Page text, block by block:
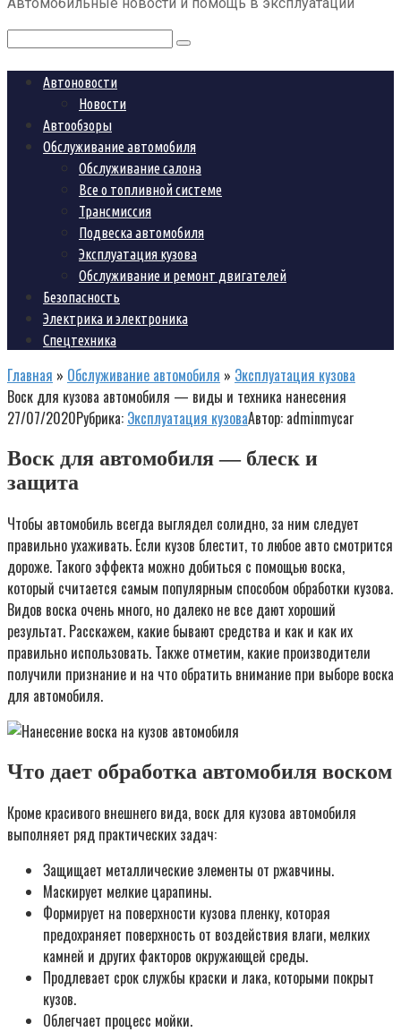
Поиск:
Автоновости
Новости
Автообзоры
Обслуживание автомобиля
Обслуживание салона
Все о топливной системе
Трансмиссия
Подвеска автомобиля
Эксплуатация кузова
Обслуживание и ремонт двигателей
Безопасность
Электрика и электроника
Спецтехника
Главная » Обслуживание автомобиля » Эксплуатация кузова
Воск для кузова автомобиля — виды и техника нанесения
27/07/2020Рубрика: Эксплуатация кузоваАвтор: adminmycar
Воск для автомобиля — блеск и
защита
Чтобы автомобиль всегда выглядел солидно, за ним следует
правильно ухаживать. Если кузов блестит, то любое авто смотрится
дороже. Такого эффекта можно добиться с помощью воска,
который считается самым популярным способом обработки кузова.
Видов воска очень много, но далеко не все дают хороший
результат. Расскажем, какие бывают средства и как и как их
правильно использовать. Также отметим, какие производители
получили признание и на что обратить внимание при выборе воска
для автомобиля.
Что дает обработка автомобиля воском
Кроме красивого внешнего вида, воск для кузова автомобиля
выполняет ряд практических задач:
Защищает металлические элементы от ржавчины.
Маскирует мелкие царапины.
Формирует на поверхности кузова пленку, которая
предохраняет поверхность от воздействия влаги, мелких
камней и других факторов окружающей среды.
Продлевает срок службы краски и лака, которыми покрыт
кузов.
Облегчает процесс мойки.